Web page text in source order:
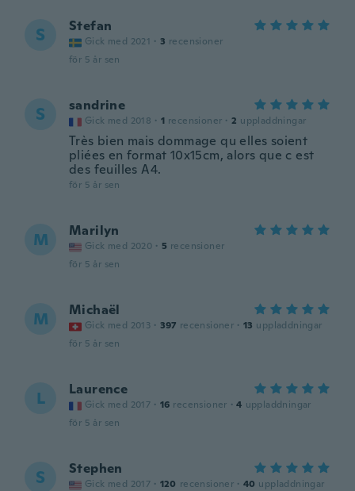
S Stefan
Gick med 2021 · 3 recensioner
för 5 år sen
S sandrine
Gick med 2018 · 1 recensioner · 2 uppladdningar
Très bien mais dommage qu elles soient
pliées en format 10x15cm, alors que c est
des feuilles A4.
för 5 år sen
M Marilyn
Gick med 2020 · 5 recensioner
för 5 år sen
M Michaël
Gick med 2013 · 397 recensioner · 13 uppladdningar
för 5 år sen
L Laurence
Gick med 2017 · 16 recensioner · 4 uppladdningar
för 5 år sen
S Stephen
Gick med 2017 · 120 recensioner · 40 uppladdningar